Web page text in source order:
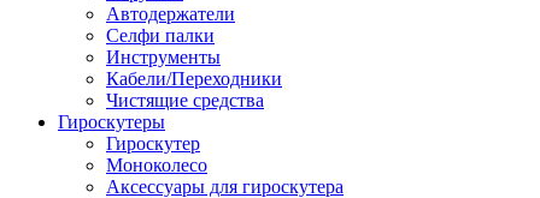
Автодержатели
Селфи палки
Инструменты
Кабели/Переходники
Чистящие средства
Гироскутеры
Гироскутер
Моноколесо
Аксессуары для гироскутера